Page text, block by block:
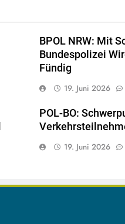
BPOL NRW: Mit
Bundespolizei
Fündig
19. Juni 2026
POL-BO:
19. Juni 2026